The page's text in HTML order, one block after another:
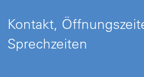
Kontakt,
Sprechzeiten